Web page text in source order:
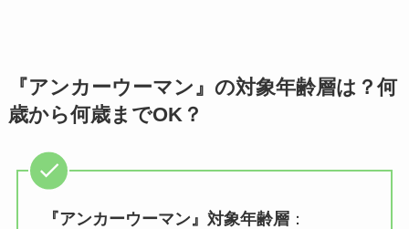
『アンカーウーマン』の対象年齢層は？何
歳から何歳までOK？
『アンカーウーマン』対象年齢層：